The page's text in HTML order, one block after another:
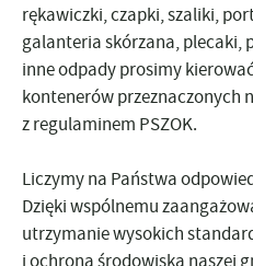
rękawiczki, czapki, szaliki,
galanteria skórzana, plecaki,
inne odpady prosimy
kontenerów przeznaczonych
z regulaminem PSZOK.
Liczymy na Państwa
Dzięki wspólnemu
utrzymanie wysokich
i ochrona środowiska naszej